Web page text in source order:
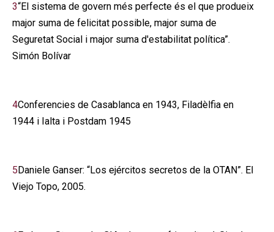
3“El sistema de govern més perfecte és el que produeix
major suma de felicitat possible, major suma de
Seguretat Social i major suma d'estabilitat política”.
Simón Bolívar
4Conferencies de Casablanca en 1943, Filadèlfia en
1944 i Ialta i Postdam 1945
5 Daniele Ganser: “Los ejércitos secretos de la OTAN”. El
Viejo Topo, 2005.